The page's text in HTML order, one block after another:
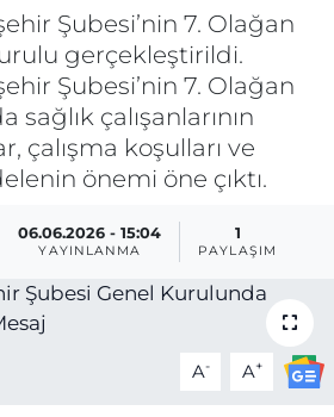
Şubesi’nin 7. Olağan
gerçekleştirildi.
Şubesi’nin 7. Olağan
sağlık çalışanlarının
çalışma koşulları ve
önemi öne çıktı.
06.06.2026 - 15:04
YAYINLANMA
1
PAYLAŞIM
A- A+